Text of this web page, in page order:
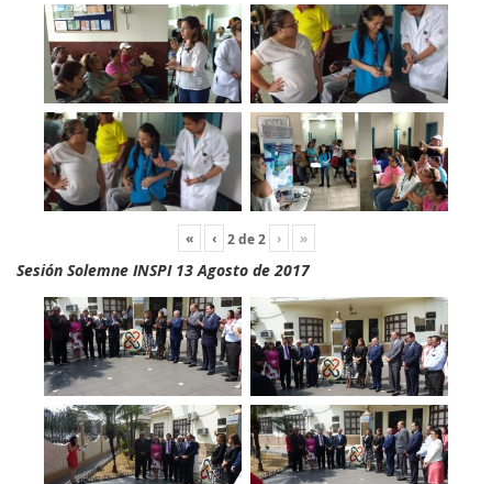
« ‹ 2de2 › »
Sesión Solemne INSPI 13 Agosto de 2017